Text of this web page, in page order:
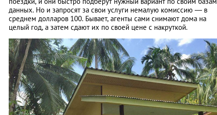
данных. Но и запросят за свои услуги немалую комиссию — в
среднем долларов 100. Бывает, агенты сами снимают дома на
целый год, а затем сдают их по своей цене с накруткой.